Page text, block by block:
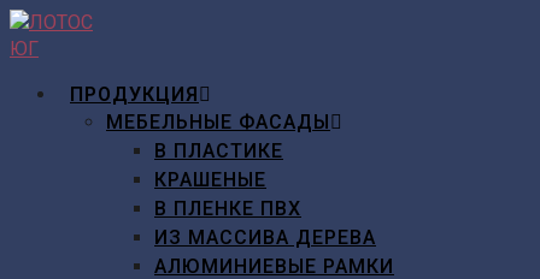
Перейти
к
ПРОДУКЦИЯ
МЕБЕЛЬНЫЕ ФАСАДЫ
В ПЛАСТИКЕ
КРАШЕНЫЕ
В ПЛЕНКЕ ПВХ
ИЗ МАССИВА ДЕРЕВА
АЛЮМИНИЕВЫЕ РАМКИ